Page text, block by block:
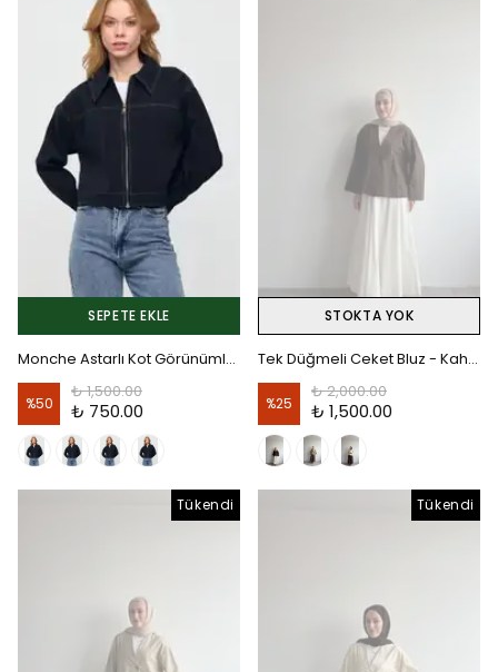
SEPETE EKLE
Monche Astarlı Kot Görünümlü Ceket - Bej
%50
₺ 1,500.00
₺ 750.00
STOKTA YOK
Tek Düğmeli Ceket Bluz - Kahverengi
%25
₺ 2,000.00
₺ 1,500.00
Tükendi Tükendi